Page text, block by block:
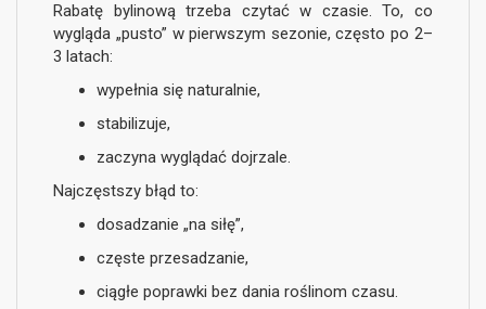
Rabatę bylinową trzeba czytać w czasie. To, co
wygląda „pusto” w pierwszym sezonie, często po 2–
3 latach:
wypełnia się naturalnie,
stabilizuje,
zaczyna wyglądać dojrzale.
Najczęstszy błąd to:
dosadzanie „na siłę”,
częste przesadzanie,
ciągłe poprawki bez dania roślinom czasu.